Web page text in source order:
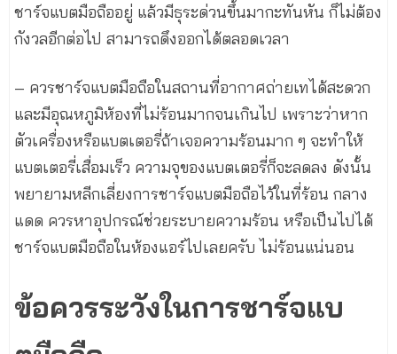
ชาร์จแบตมือถืออยู่ แล้วมีธุระด่วนขึ้นมากะทันหัน ก็ไม่ต้อง
กังวลอีกต่อไป สามารถดึงออกได้ตลอดเวลา
– ควรชาร์จแบตมือถือในสถานที่อากาศถ่ายเทได้สะดวก
และมีอุณหภูมิห้องที่ไม่ร้อนมากจนเกินไป เพราะว่าหาก
ตัวเครื่องหรือแบตเตอรี่ถ้าเจอความร้อนมาก ๆ จะทำให้
แบตเตอรี่เสื่อมเร็ว ความจุของแบตเตอรี่ก็จะลดลง ดังนั้น
พยายามหลีกเลี่ยงการชาร์จแบตมือถือไว้ในที่ร้อน กลาง
แดด ควรหาอุปกรณ์ช่วยระบายความร้อน หรือเป็นไปได้
ชาร์จแบตมือถือในห้องแอร์ไปเลยครับ ไม่ร้อนแน่นอน
ข้อควรระวังในการชาร์จแบ